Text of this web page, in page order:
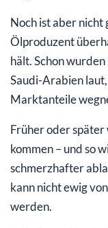
Noch ist aber nicht
Ölproduzent
hält. Schon
Saudi-Arabien laut,
Marktanteile
Früher oder
kommen – und so
schmerzhafter
kann nicht ewig
werden.